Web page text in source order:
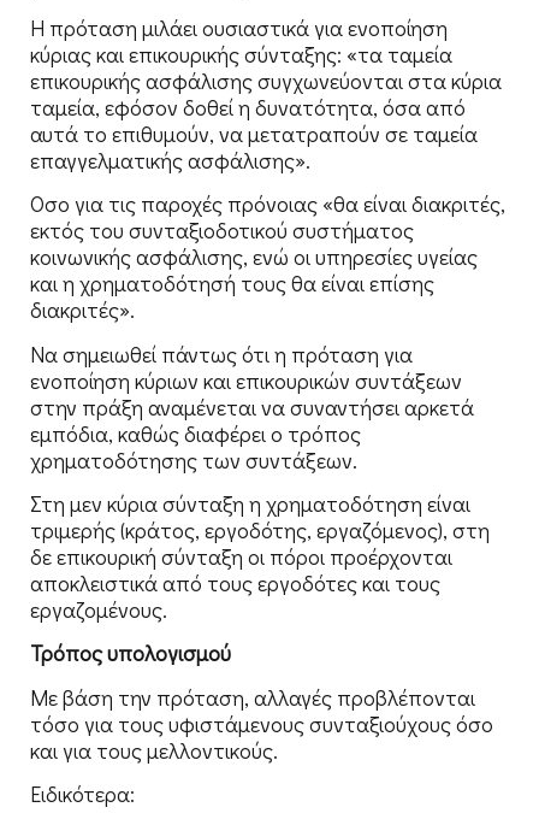
Η πρόταση μιλάει ουσιαστικά για ενοποίηση
κύριας και επικουρικής σύνταξης: «τα ταμεία
επικουρικής ασφάλισης συγχωνεύονται στα κύρια
ταμεία, εφόσον δοθεί η δυνατότητα, όσα από
αυτά το επιθυμούν, να μετατραπούν σε ταμεία
επαγγελματικής ασφάλισης».
Οσο για τις παροχές πρόνοιας «θα είναι διακριτές,
εκτός του συνταξιοδοτικού συστήματος
κοινωνικής ασφάλισης, ενώ οι υπηρεσίες υγείας
και η χρηματοδότησή τους θα είναι επίσης
διακριτές».
Να σημειωθεί πάντως ότι η πρόταση για
ενοποίηση κύριων και επικουρικών συντάξεων
στην πράξη αναμένεται να συναντήσει αρκετά
εμπόδια, καθώς διαφέρει ο τρόπος
χρηματοδότησης των συντάξεων.
Στη μεν κύρια σύνταξη η χρηματοδότηση είναι
τριμερής (κράτος, εργοδότης, εργαζόμενος), στη
δε επικουρική σύνταξη οι πόροι προέρχονται
αποκλειστικά από τους εργοδότες και τους
εργαζομένους.
Τρόπος υπολογισμού
Με βάση την πρόταση, αλλαγές προβλέπονται
τόσο για τους υφιστάμενους συνταξιούχους όσο
και για τους μελλοντικούς.
Ειδικότερα: